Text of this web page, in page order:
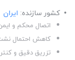
کشور سازنده: ایران
اتصال محکم و
کاهش احتمال
تزریق دقیق و